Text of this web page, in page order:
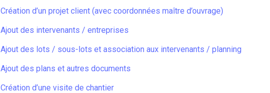
Création d’un projet client (avec coordonnées maître d’ouvrage)
Ajout des intervenants / entreprises
Ajout des lots / sous-lots et association aux intervenants / planning
Ajout des plans et autres documents
Création d’une visite de chantier